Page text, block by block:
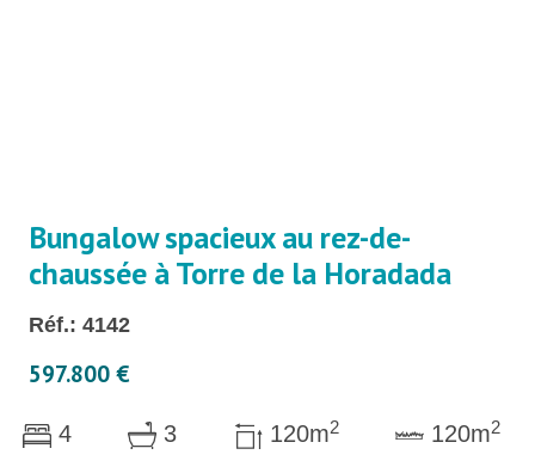
Bungalow spacieux au rez-de-
chaussée à Torre de la Horadada
Réf.: 4142
597.800 €
4 3 120m2 120m2